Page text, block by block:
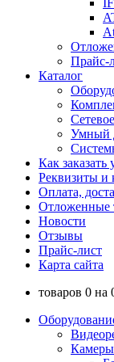
Прайс-
Каталог
Умный
Как
Реквизиты и
Оплата,
Отложенные
Новости
Отзывы
Прайс-лист
Карта сайта
товаров 0 на